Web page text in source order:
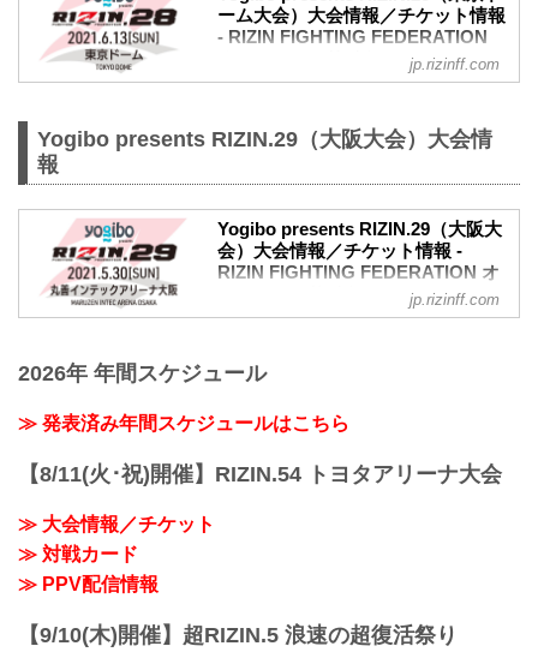
ーム大会）大会情報／チケット情報
- RIZIN FIGHTING FEDERATION
しておりましたYogibo presents RIZIN.28
ました。（ご購入のチケットは延期日程
開催日延期に伴うチケットの払戻しに関
しては以下のページをご確認ください。
チケット払戻期間
2021年4月28日（水）10:00 〜 5月4日
（火）23:59
ト 強者ノ巣
RIZIN FIGHTING...
jp.rizinff.com
Yogibo presents RIZIN.29（大阪大会）大会情
報
Yogibo presents RIZIN.29（大阪大
会）大会情報／チケット情報 -
RIZIN FIGHTING FEDERATION オ
Trailer (RIZIN BANTAMWEIGHT JAPAN
youtu.be
チケット販売スケジュールに関して
5月30日（日）に開催するYogibo
presents RIZIN.29（大阪大会）の観戦チ
に残念ではありますが...
jp.rizinff.com
2026年 年間スケジュール
≫ 発表済み年間スケジュールはこちら
【8/11(火･祝)開催】RIZIN.54 トヨタアリーナ大会
≫ 大会情報／チケット
≫ 対戦カード
≫ PPV配信情報
【9/10(木)開催】超RIZIN.5 浪速の超復活祭り